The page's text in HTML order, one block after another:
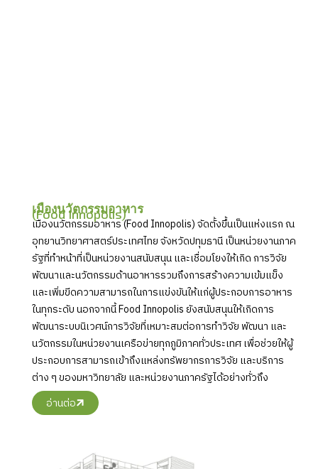
เมืองนวัตกรรมอาหาร
(Food Innopolis)
เมืองนวัตกรรมอาหาร (Food Innopolis) จัดตั้งขึ้นเป็นแห่งแรก ณ
อุทยานวิทยาศาสตร์ประเทศไทย จังหวัดปทุมธานี เป็นหน่วยงานภาค
รัฐที่ทำหน้าที่เป็นหน่วยงานสนับสนุน และเชื่อมโยงให้เกิด การวิจัย
พัฒนาและนวัตกรรมด้านอาหารรวมถึงการสร้างความเข้มแข็ง
และเพิ่มขีดความสามารถในการแข่งขันให้แก่ผู้ประกอบการอาหาร
ในทุกระดับ นอกจากนี้ Food Innopolis ยังสนับสนุนให้เกิดการ
พัฒนาระบบนิเวศน์การวิจัยที่เหมาะสมต่อการทำวิจัย พัฒนา และ
นวัตกรรมในหน่วยงานเครือข่ายทุกภูมิภาคทั่วประเทศ เพื่อช่วยให้ผู้
ประกอบการสามารถเข้าถึงแหล่งทรัพยากรการวิจัย และบริการ
ต่าง ๆ ของมหาวิทยาลัย และหน่วยงานภาครัฐได้อย่างทั่วถึง
อ่านต่อ